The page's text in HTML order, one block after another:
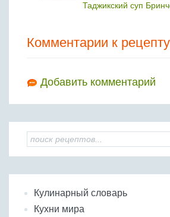
Таджикский суп
Комментарии к
Добавить комментарий
Кулинарный словарь
Кухни мира